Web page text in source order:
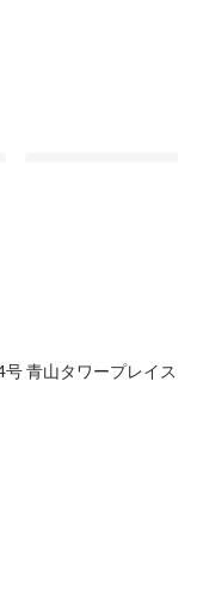
Pinned
号青山タワープレイス